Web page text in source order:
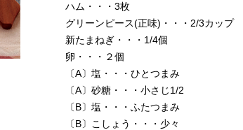
ハム・・・3枚
グリーンピース(正味)・・・2/3カップ
新たまねぎ・・・1/4個
卵・・・２個
〔A〕塩・・・ひとつまみ
〔A〕砂糖・・・小さじ1/2
〔B〕塩・・・ふたつまみ
〔B〕こしょう・・・少々